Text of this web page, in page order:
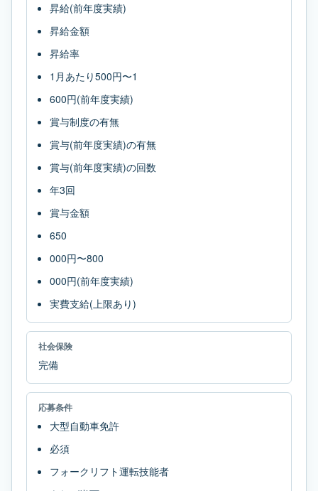
昇給(前年度実績)
昇給金額
昇給率
1月あたり500円〜1
600円(前年度実績)
賞与制度の有無
賞与(前年度実績)の有無
賞与(前年度実績)の回数
年3回
賞与金額
650
000円〜800
000円(前年度実績)
実費支給(上限あり)
社会保険
完備
応募条件
大型自動車免許
必須
フォークリフト運転技能者